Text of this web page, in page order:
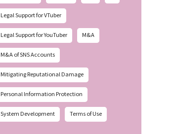
Legal Support for VTuber
Legal Support for YouTuber M&A
M&A of SNS Accounts
Mitigating Reputational Damage
Personal Information Protection
System Development Terms of Use